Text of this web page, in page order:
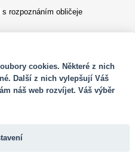
rozpoznáním obličeje
cookies. Některé z nich
Další z nich vylepšují Váš
náš web rozvíjet. Váš výběr